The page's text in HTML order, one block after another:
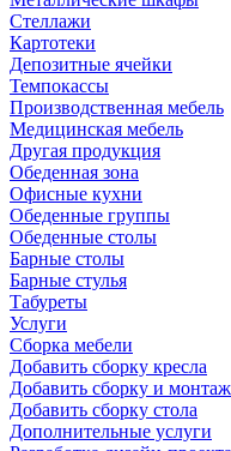
Стеллажи
Картотеки
Депозитные ячейки
Темпокассы
Производственная мебель
Медицинская мебель
Другая продукция
Обеденная зона
Офисные кухни
Обеденные группы
Обеденные столы
Барные столы
Барные стулья
Табуреты
Услуги
Сборка мебели
Добавить сборку кресла
Добавить сборку и
Добавить сборку стола
Дополнительные услуги